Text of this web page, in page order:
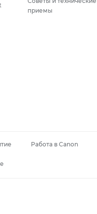
приемы
Работа в Canon